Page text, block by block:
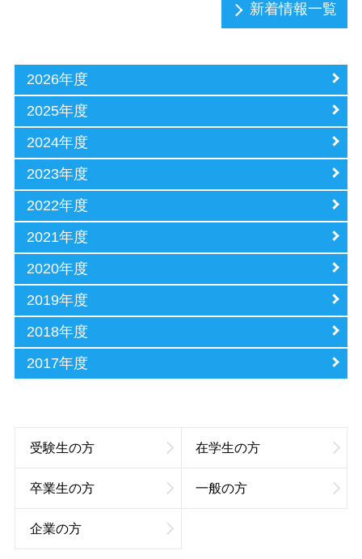
新着情報一覧
2026年度
2025年度
2024年度
2023年度
2022年度
2021年度
2020年度
2019年度
2018年度
2017年度
受験生の方 在学生の方
卒業生の方 一般の方
企業の方